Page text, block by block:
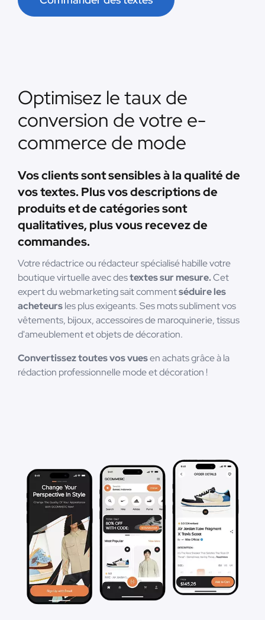
Optimisez le taux de
conversion de votre e-
commerce de mode
Vos clients sont sensibles à la qualité de
vos textes. Plus vos descriptions de
produits et de catégories sont
qualitatives, plus vous recevez de
commandes.
Votre rédactrice ou rédacteur spécialisé habille votre
boutique virtuelle avec destextes sur mesure.Cet
expert du webmarketing sait commentséduire les
acheteursles plus exigeants. Ses mots subliment vos
vêtements, bijoux, accessoires de maroquinerie, tissus
d'ameublement et objets de décoration.
Convertissez toutes vos vuesen achats grâce à la
rédaction professionnelle mode et décoration !